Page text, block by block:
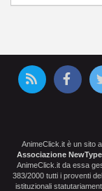
AnimeClick.it è un sito
Associazione
AnimeClick.it da essa
383/2000 tutti i proventi
istituzionali